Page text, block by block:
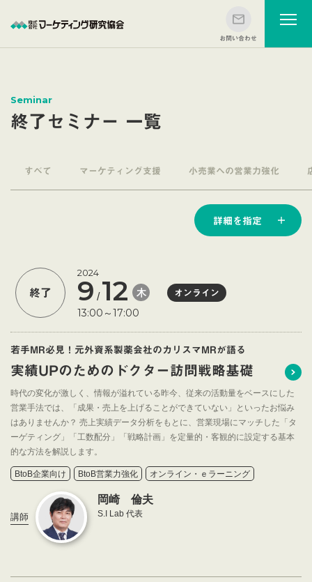
Seminar
終了セミナー 一覧
すべて マーケティング支援 小売業への営業力強化
詳細を指定
終了
2024
9 / 12 木
13:00～17:00
オンライン
若手MR必見！元外資系製薬会社のカリスマMRが語る
実績UPのためのドクター訪問戦略基礎
時代の変化が激しく、情報が溢れている昨今、従来の活動量をベースにした
営業手法では、「成果・売上を上げることができていない」といったお悩み
はありませんか？ 売上実績データ分析をもとに、営業現場にマッチした「タ
ーゲティング」「工数配分」「戦略計画」を定量的・客観的に設定する基本
的な方法を解説します。
BtoB企業向け BtoB営業力強化 オンライン・ｅラーニング
講師
岡崎 倫夫
S.I Lab 代表